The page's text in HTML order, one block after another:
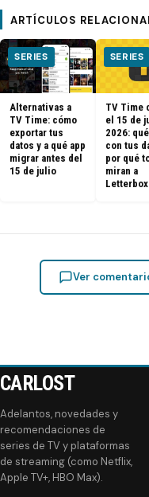
ARTÍCULOS
SERIES
Alternativas a
TV Time: cómo
exportar tus
datos y a qué app
migrar antes del
15 de julio
SERIES
TV Time
el 15 de
2026:
con tus
por qué
miran a
Ver
CARLOST
Adelantos, novedades y
recomendaciones de
series de TV y plataformas
de streaming (como Netflix,
Apple TV+, HBO Max).